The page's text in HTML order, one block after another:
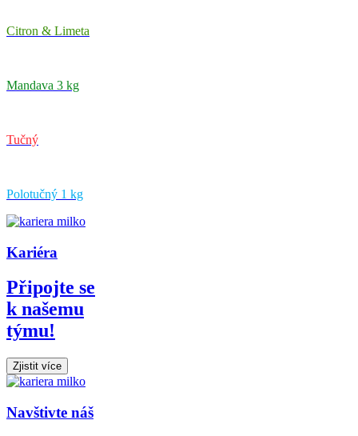
Citron & Limeta
Mandava 3 kg
Tučný
Polotučný 1 kg
Kariéra
Připojte se
k našemu
týmu!
Zjistit více
Navštivte náš